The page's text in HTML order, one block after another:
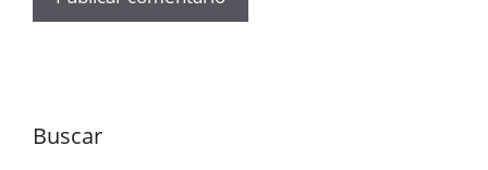
Buscar